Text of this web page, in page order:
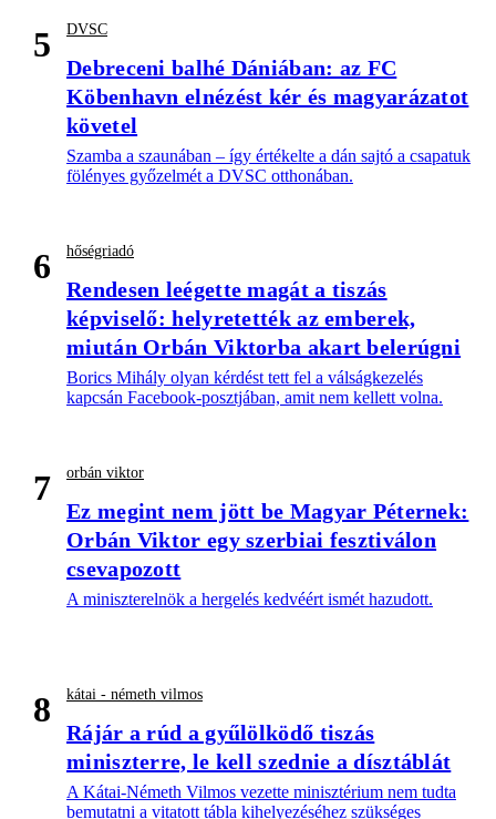
5 DVSC
Debreceni balhé Dániában: az FC
Köbenhavn elnézést kér és magyarázatot
követel
Szamba a szaunában – így értékelte a dán sajtó a csapatuk
fölényes győzelmét a DVSC otthonában.
6 hőségriadó
Rendesen leégette magát a tiszás
képviselő: helyretették az emberek,
miután Orbán Viktorba akart belerúgni
Borics Mihály olyan kérdést tett fel a válságkezelés
kapcsán Facebook-posztjában, amit nem kellett volna.
7 orbán viktor
Ez megint nem jött be Magyar Péternek:
Orbán Viktor egy szerbiai fesztiválon
csevapozott
A miniszterelnök a hergelés kedvéért ismét hazudott.
8 kátai - németh vilmos
Rájár a rúd a gyűlölködő tiszás
miniszterre, le kell szednie a dísztáblát
A Kátai-Németh Vilmos vezette minisztérium nem tudta
bemutatni a vitatott tábla kihelyezéséhez szükséges